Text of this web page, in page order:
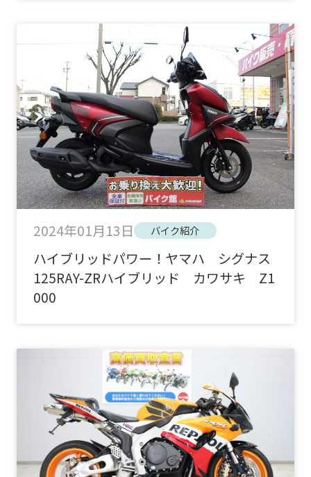
2024年01月13日 バイク紹介
ハイブリッドパワー！ヤマハ シグナス
125RAY-ZRハイブリッド カワサキ Z1
000